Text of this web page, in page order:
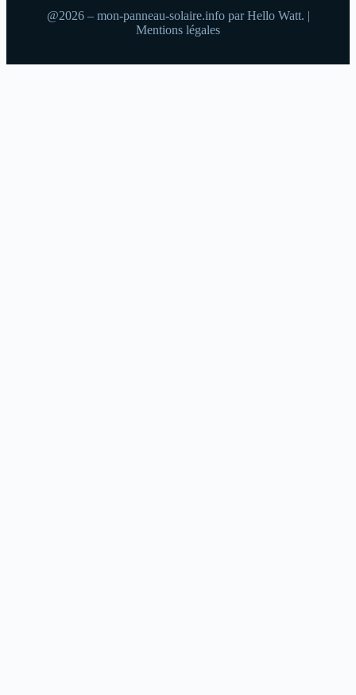
@2026 – mon-panneau-solaire.info par Hello Watt. |
Mentions légales